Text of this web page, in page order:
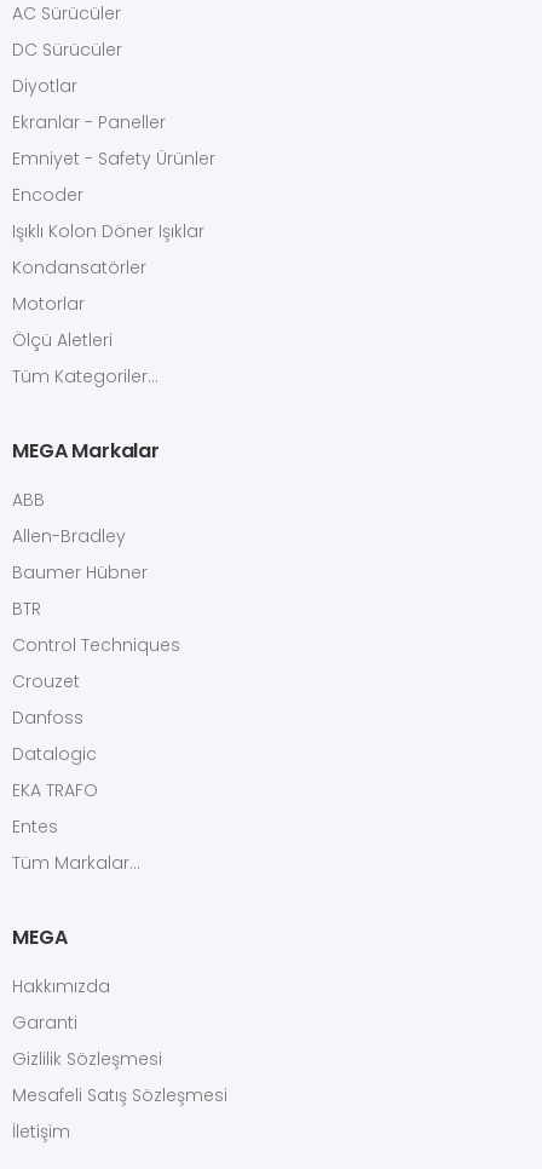
AC Sürücüler
DC Sürücüler
Diyotlar
Ekranlar - Paneller
Emniyet - Safety Ürünler
Encoder
Işıklı Kolon Döner Işıklar
Kondansatörler
Motorlar
Ölçü Aletleri
Tüm Kategoriler...
MEGA Markalar
ABB
Allen-Bradley
Baumer Hübner
BTR
Control Techniques
Crouzet
Danfoss
Datalogic
EKA TRAFO
Entes
Tüm Markalar...
MEGA
Hakkımızda
Garanti
Gizlilik Sözleşmesi
Mesafeli Satış Sözleşmesi
İletişim